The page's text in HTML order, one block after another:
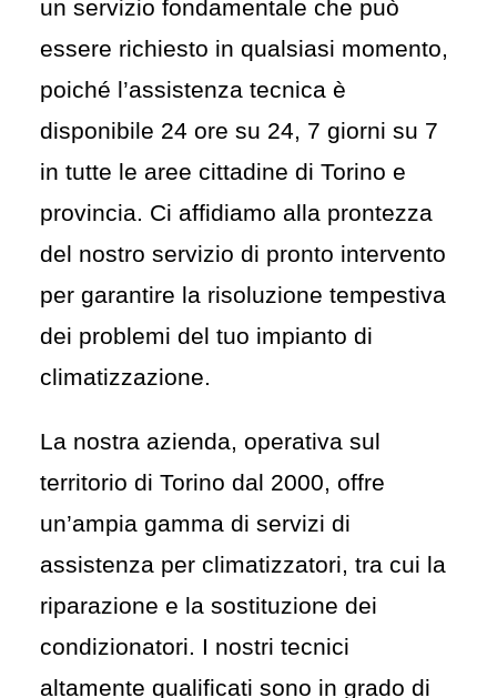
un servizio fondamentale che può
essere richiesto in qualsiasi momento,
poiché l’assistenza tecnica è
disponibile 24 ore su 24, 7 giorni su 7
in tutte le aree cittadine di Torino e
provincia. Ci affidiamo alla prontezza
del nostro servizio di pronto intervento
per garantire la risoluzione tempestiva
dei problemi del tuo impianto di
climatizzazione.
La nostra azienda, operativa sul
territorio di Torino dal 2000, offre
un’ampia gamma di servizi di
assistenza per climatizzatori, tra cui la
riparazione e la sostituzione dei
condizionatori. I nostri tecnici
altamente qualificati sono in grado di